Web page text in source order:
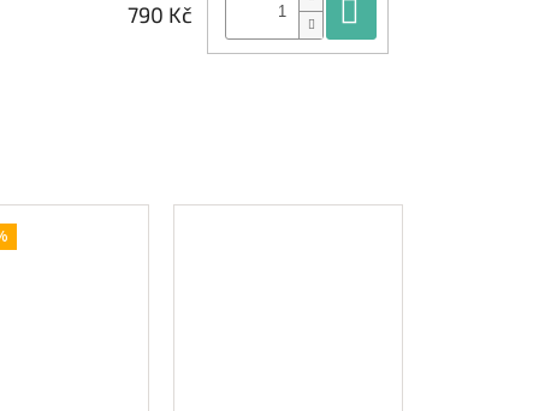
790 Kč